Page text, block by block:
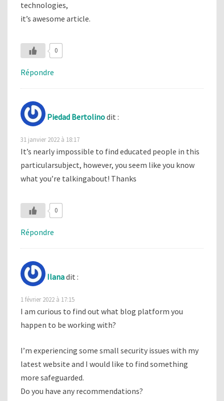
technologies,
it’s awesome article.
0
Répondre
Piedad Bertolinodit :
31 janvier 2022 à 18:17
It’s nearly impossible to find educated people in this
particularsubject, however, you seem like you know
what you’re talkingabout! Thanks
0
Répondre
Ilanadit :
1 février 2022 à 17:15
I am curious to find out what blog platform you
happen to be working with?
I’m experiencing some small security issues with my
latest website and I would like to find something
more safeguarded.
Do you have any recommendations?